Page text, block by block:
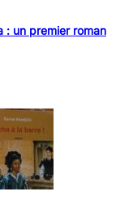
: un premier roman